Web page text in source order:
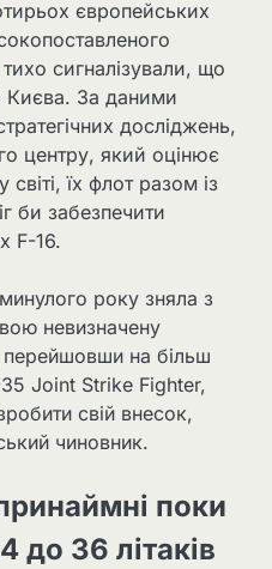
європейських
сигналізували, що
Києва. За даними
досліджень,
центру, який оцінює
їх флот разом із
би забезпечити
F-16.
року зняла з
невизначену
перейшовши на більш
Joint Strike Fighter,
свій внесок,
чиновник.
поки
36 літаків